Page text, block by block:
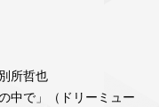
所哲也
中で」（ドリーミュー